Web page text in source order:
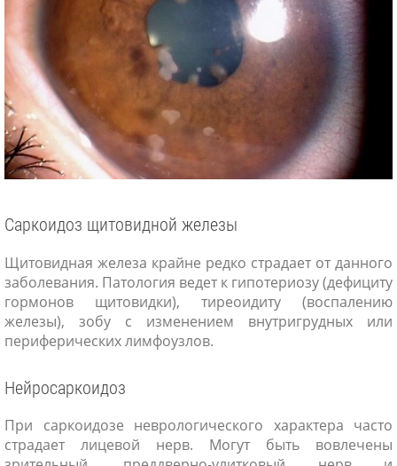
Саркоидоз щитовидной железы
Щитовидная железа крайне редко страдает от данного
заболевания. Патология ведет к гипотериозу (дефициту
гормонов щитовидки), тиреоидиту (воспалению
железы), зобу с изменением внутригрудных или
периферических лимфоузлов.
Нейросаркоидоз
При саркоидозе неврологического характера часто
страдает лицевой нерв. Могут быть вовлечены